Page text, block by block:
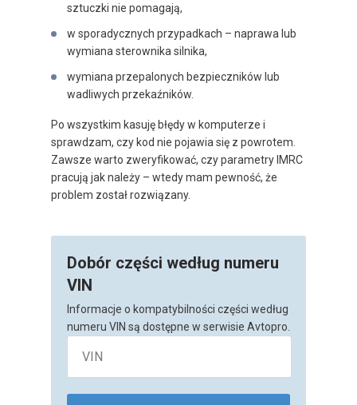
sztuczki nie pomagają,
w sporadycznych przypadkach – naprawa lub
wymiana sterownika silnika,
wymiana przepalonych bezpieczników lub
wadliwych przekaźników.
Po wszystkim kasuję błędy w komputerze i
sprawdzam, czy kod nie pojawia się z powrotem.
Zawsze warto zweryfikować, czy parametry IMRC
pracują jak należy – wtedy mam pewność, że
problem został rozwiązany.
Dobór części według numeru
VIN
Informacje o kompatybilności części według
numeru VIN są dostępne w serwisie Avtopro.